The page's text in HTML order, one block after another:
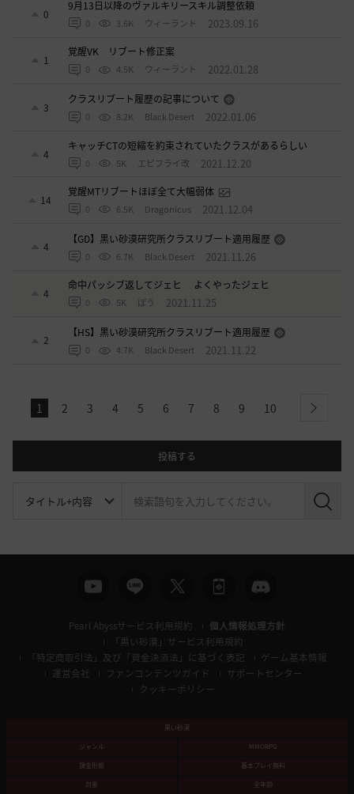
0
9月13日以降のヴァルキリースキル調整依頼
0 3.6K ウィーラント 2023.09.16
1
覚醒VK リブート修正案
0 4.5K ウィーラント 2022.01.28
3
クラスリブート履歴の記事について
0 8.2K Black Desert 2022.01.06
4
キャッチCTの短縮を約束されていたクラスがあるらしい
0 5K エビフライ改 2021.12.20
14
覚醒MTリブートほぼ全て大幅弱体
0 6.5K Dragonicus 2021.12.04
4
【GD】黒い砂漠研究所クラスリブート適用履歴
0 6.7K Black Desert 2021.11.26
4
命中パッシブ返してジェヒ よくやったジェヒ
0 5K ぽう 2021.11.25
2
【HS】黒い砂漠研究所クラスリブート適用履歴
0 4.7K Black Desert 2021.11.22
1 2 3 4 5 6 7 8 9 10 next
投稿する
検
Pearl Abyssサービス利用規約
個人情報処理方針
「黒い砂漠」サービス利用規約
「特定商取引法」及び「資金決済法」に基づく表記
ゲーム基本情報
運営会社
ファンコンテンツガイド
サポートセンター
クッキーポリシー
黒い砂漠
ジャンル
MMORPG
課金形態
基本プレイ無料
対象
全年齢